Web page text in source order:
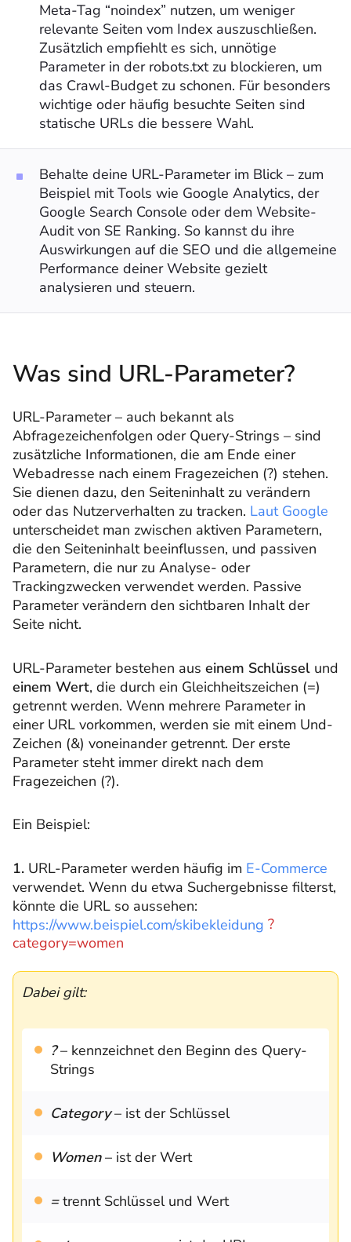
Meta-Tag “noindex” nutzen, um weniger
relevante Seiten vom Index auszuschließen.
Zusätzlich empfiehlt es sich, unnötige
Parameter in der robots.txt zu blockieren, um
das Crawl-Budget zu schonen. Für besonders
wichtige oder häufig besuchte Seiten sind
statische URLs die bessere Wahl.
Behalte deine URL-Parameter im Blick – zum
Beispiel mit Tools wie Google Analytics, der
Google Search Console oder dem Website-
Audit von SE Ranking. So kannst du ihre
Auswirkungen auf die SEO und die allgemeine
Performance deiner Website gezielt
analysieren und steuern.
Was sind URL-Parameter?
URL-Parameter – auch bekannt als
Abfragezeichenfolgen oder Query-Strings – sind
zusätzliche Informationen, die am Ende einer
Webadresse nach einem Fragezeichen (?) stehen.
Sie dienen dazu, den Seiteninhalt zu verändern
oder das Nutzerverhalten zu tracken. Laut Google
unterscheidet man zwischen aktiven Parametern,
die den Seiteninhalt beeinflussen, und passiven
Parametern, die nur zu Analyse- oder
Trackingzwecken verwendet werden. Passive
Parameter verändern den sichtbaren Inhalt der
Seite nicht.
URL-Parameter bestehen aus einem Schlüssel und
einem Wert, die durch ein Gleichheitszeichen (=)
getrennt werden. Wenn mehrere Parameter in
einer URL vorkommen, werden sie mit einem Und-
Zeichen (&) voneinander getrennt. Der erste
Parameter steht immer direkt nach dem
Fragezeichen (?).
Ein Beispiel:
1. URL-Parameter werden häufig im E-Commerce
verwendet. Wenn du etwa Suchergebnisse filterst,
könnte die URL so aussehen:
https://www.beispiel.com/skibekleidung ?
category=women
Dabei gilt:
? – kennzeichnet den Beginn des Query-
Strings
Category– ist der Schlüssel
Women– ist der Wert
=trennt Schlüssel und Wert